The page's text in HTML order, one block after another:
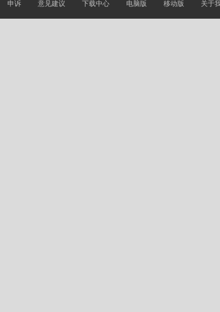
申诉 意见建议 下载中心 电脑版 移动版 关于